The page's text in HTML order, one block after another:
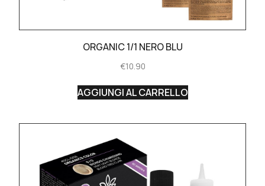
ORGANIC 1/1 NERO BLU
€10.90
AGGIUNGI AL CARRELLO